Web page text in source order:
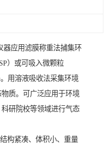
器应用滤膜称重法捕集环
）或可吸入微颗粒
。用溶液吸收法采集环境
质。可广泛应用于环境
研院校等领域进行气态
构紧凑、体积小、重量